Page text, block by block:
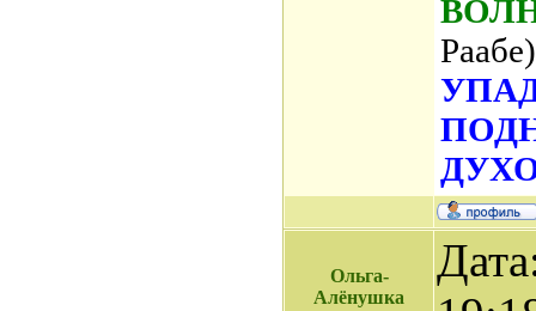
Раабе)
Ольга-
Алёнушка